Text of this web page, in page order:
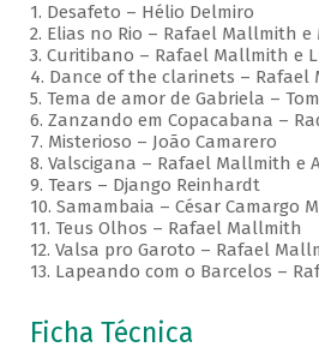
1. Desafeto – Hélio Delmiro
2. Elias no Rio – Rafael Mallmith
3. Curitibano – Rafael Mallmith e
4. Dance of the clarinets – Rafael
5. Tema de amor de Gabriela –
6. Zanzando em Copacabana –
7. Misterioso – João Camarero
8. Valscigana – Rafael Mallmith e
9. Tears – Django Reinhardt
10. Samambaia – César Camargo
11. Teus Olhos – Rafael Mallmith
12. Valsa pro Garoto – Rafael
13. Lapeando com o Barcelos –
Ficha Técnica